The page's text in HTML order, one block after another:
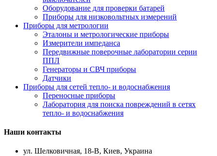
Оборудование для проверки батарей
Приборы для низковольтных измерений
Приборы для метрологии
Эталоны и метрологические приборы
Измерители импеданса
Передвижные поверочные лаборатории серии
ППЛ
Генераторы и СВЧ приборы
Датчики
Приборы для сетей тепло- и водоснабжения
Переносные приборы
Лаборатория для поиска повреждений в сетях
тепло- и водоснабжения
Наши контакты
ул. Шелковичная, 18-В, Киев, Украина